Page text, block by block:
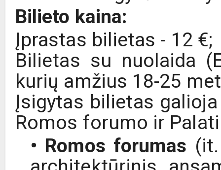
Bilieto kaina:
Įprastas bilietas - 12 €;
Bilietas su nuolaida
kurių amžius 18-25
Įsigytas bilietas
Romos forumo ir
• Romos forumas